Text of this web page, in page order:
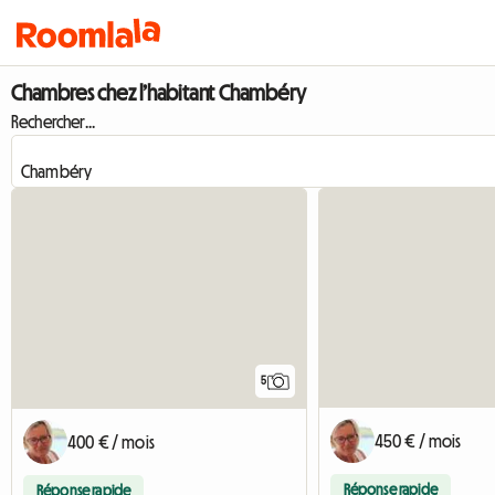
Chambres chez l’habitant Chambéry
Rechercher...
5
400 € / mois
Réponse rapide
450 € / mois
Réponse rapide